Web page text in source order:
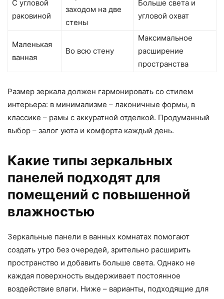
С угловой
раковиной
заходом на две
стены
Больше света и
угловой охват
Маленькая
ванная
Во всю стену
Максимальное
расширение
пространства
Размер зеркала должен гармонировать со стилем
интерьера: в минимализме – лаконичные формы, в
классике – рамы с аккуратной отделкой. Продуманный
выбор – залог уюта и комфорта каждый день.
Какие типы зеркальных
панелей подходят для
помещений с повышенной
влажностью
Зеркальные панели в ванных комнатах помогают
создать утро без очередей, зрительно расширить
пространство и добавить больше света. Однако не
каждая поверхность выдерживает постоянное
воздействие влаги. Ниже – варианты, подходящие для